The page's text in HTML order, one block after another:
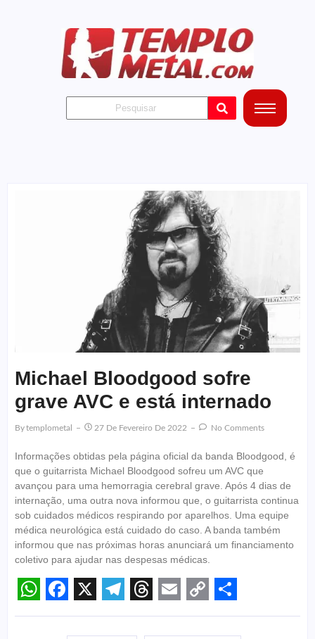
Michael Bloodgood sofre
grave AVC e está internado
ByTemplometal 27 De Fevereiro De 2022 No Comments
Informações obtidas pela página oficial da banda Bloodgood, é
que o guitarrista Michael Bloodgood sofreu um AVC que
avançou para uma hemorragia cerebral grave. Após 4 dias de
internação, uma outra nova informou que, o guitarrista continua
sob cuidados médicos respirando por aparelhos. Uma equipe
médica neurológica está cuidado do caso. A banda também
informou que nas próximas horas anunciará um financiamento
coletivo para ajudar nas despesas médicas.
WhatsApp
Facebook
X Telegram
Threads
Email
CopyShare